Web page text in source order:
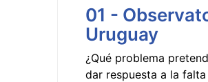
01 -
Uruguay
¿Qué problema
dar respuesta a la